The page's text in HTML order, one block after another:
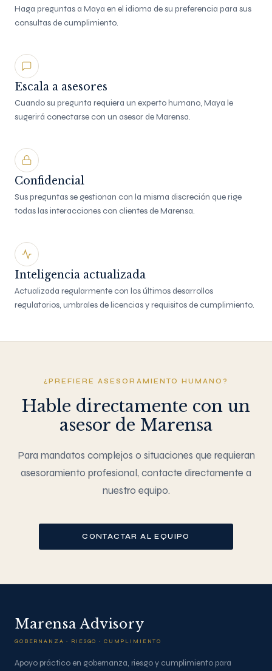
Haga preguntas a Maya en el idioma de su preferencia para sus
consultas de cumplimiento.
Escala a asesores
Cuando su pregunta requiera un experto humano, Maya le
sugerirá conectarse con un asesor de Marensa.
Confidencial
Sus preguntas se gestionan con la misma discreción que rige
todas las interacciones con clientes de Marensa.
Inteligencia actualizada
Actualizada regularmente con los últimos desarrollos
regulatorios, umbrales de licencias y requisitos de cumplimiento.
¿PREFIERE ASESORAMIENTO HUMANO?
Hable directamente con un
asesor de Marensa
Para mandatos complejos o situaciones que requieran
asesoramiento profesional, contacte directamente a
nuestro equipo.
CONTACTAR AL EQUIPO
Marensa Advisory
GOBERNANZA · RIESGO · CUMPLIMIENTO
Apoyo práctico en gobernanza, riesgo y cumplimiento para